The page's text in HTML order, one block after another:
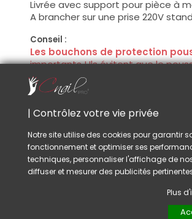
Livrée avec support pour pièce à
A brancher sur une prise 220V
Conseil :
Les bouchons de protection
importants ! Ils évitent que le
dans votre pièce à main.
Laissez un espace entre le
votre machine.
La pièce à main de cette
être facilement démontéeà
risque de perte de pièces. Cette
permet un nettoyage en
mécanisme interne, idéal pour
poussières et résidus à l’aide d’un
ainsi prolonger la durée de vie de
| Contrôlez votre vie privée
Notre site utilise des cookies pour garantir
fonctionnement et optimiser ses
techniques, personnaliser l'affichage de
diffuser et mesurer des publicités
Plus